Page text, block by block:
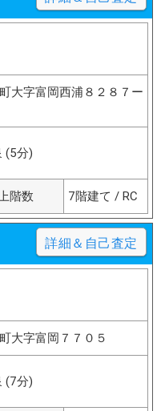
大字富岡西浦８２８７ー
(5分)
階数 7階建て / RC
詳細＆自己査定
大字富岡７７０５
(7分)